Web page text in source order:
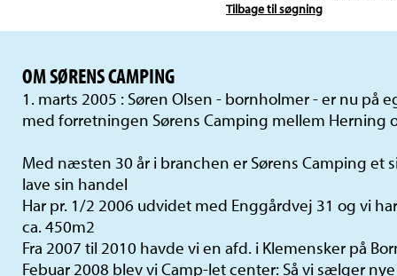
Tilbage til søgning
OM SØRENS CAMPING
1. marts 2005 : Søren Olsen - bornholmer - er nu på
med forretningen Sørens Camping mellem Herning
Med næsten 30 år i branchen er Sørens Camping et
lave sin handel
Har pr. 1/2 2006 udvidet med Enggårdvej 31 og vi
ca. 450m2
Fra 2007 til 2010 havde vi en afd. i Klemensker på
Febuar 2008 blev vi Camp-let center: Så vi sælger